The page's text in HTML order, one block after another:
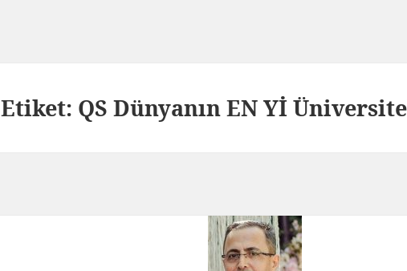
Etiket: QS Dünyanın EN Yİ